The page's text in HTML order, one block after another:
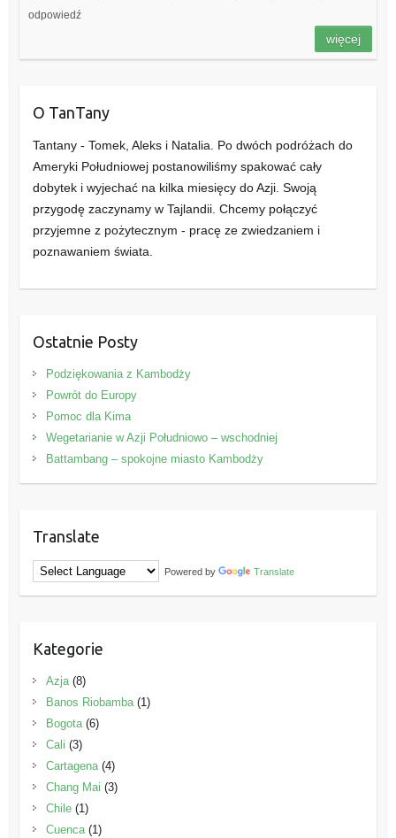
odpowiedź
więcej
O TanTany
Tantany - Tomek, Aleks i Natalia. Po dwóch podróżach do
Ameryki Południowej postanowiliśmy spakować cały
dobytek i wyjechać na kilka miesięcy do Azji. Swoją
przygodę zaczynamy w Tajlandii. Chcemy połączyć
przyjemne z pożytecznym - pracę ze zwiedzaniem i
poznawaniem świata.
Ostatnie Posty
Podziękowania z Kambodży
Powrót do Europy
Pomoc dla Kima
Wegetarianie w Azji Południowo – wschodniej
Battambang – spokojne miasto Kambodży
Translate
Powered by Translate
Kategorie
Azja(8)
Banos Riobamba(1)
Bogota(6)
Cali (3)
Cartagena(4)
Chang Mai (3)
Chile(1)
Cuenca(1)